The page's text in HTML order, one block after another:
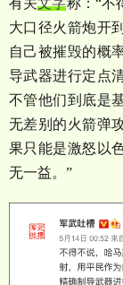
有关文字称：“不
大口径火箭炮开
自己被摧毁的概
导武器进行定点
不管他们到底是
无差别的火箭弹
果只能是激怒以
无一益。 ”